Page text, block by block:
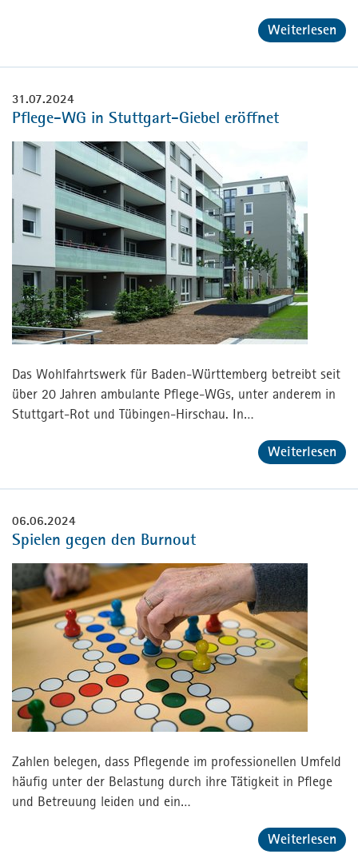
Weiterlesen
31.07.2024
Pflege-WG in Stuttgart-Giebel eröffnet
Das Wohlfahrtswerk für Baden-Württemberg betreibt seit
über 20 Jahren ambulante Pflege-WGs, unter anderem in
Stuttgart-Rot und Tübingen-Hirschau. In…
Weiterlesen
06.06.2024
Spielen gegen den Burnout
Zahlen belegen, dass Pflegende im professionellen Umfeld
häufig unter der Belastung durch ihre Tätigkeit in Pflege
und Betreuung leiden und ein…
Weiterlesen